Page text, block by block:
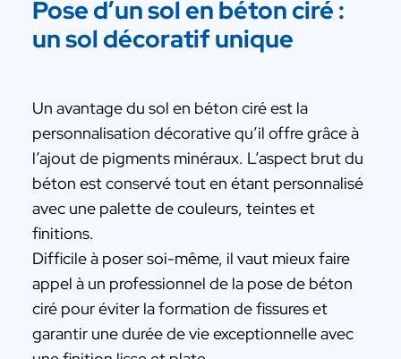
Pose d’un sol en béton ciré :
un sol décoratif unique
Un avantage du sol en béton ciré est la
personnalisation décorative qu’il offre grâce à
l’ajout de pigments minéraux. L’aspect brut du
béton est conservé tout en étant personnalisé
avec une palette de couleurs, teintes et
finitions.
Difficile à poser soi-même, il vaut mieux faire
appel à un professionnel de la pose de béton
ciré pour éviter la formation de fissures et
garantir une durée de vie exceptionnelle avec